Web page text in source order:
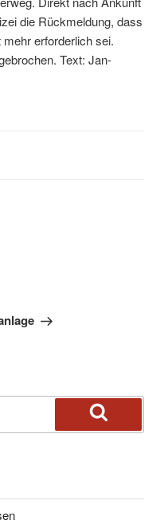
die Rückmeldung, dass
erforderlich sei.
Text: Jan-
(jmb)